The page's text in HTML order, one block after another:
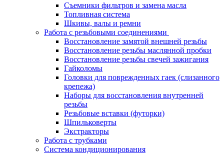
Съемники фильтров и замена масла
Топливная система
Шкивы, валы и ремни
Работа с резьбовыми соединениями
Восстановление замятой внешней резьбы
Восстановление резьбы маслянной пробки
Восстановление резьбы свечей зажигания
Гайколомы
Головки для поврежденных гаек (слизанного
крепежа)
Наборы для восстановления внутренней
резьбы
Резьбовые вставки (футорки)
Шпильковерты
Экстракторы
Работа с трубками
Система кондиционирования